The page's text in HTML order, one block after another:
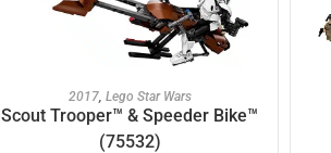
AJOUTER AU PANIER
2017, Lego Star Wars
Scout Trooper™ & Speeder Bike™
(75532)